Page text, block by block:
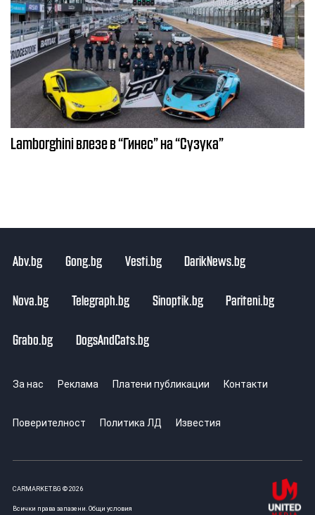
Lamborghini влезе в “Гинес” на “Сузука”
Abv.bg Gong.bg Vesti.bg DarikNews.bg
Nova.bg Telegraph.bg Sinoptik.bg Pariteni.bg
Grabo.bg DogsAndCats.bg
За нас Реклама Платени публикации Контакти
Поверителност Политика ЛД Известия
CARMARKET.BG © 2026
Всички права запазени. Общи условия